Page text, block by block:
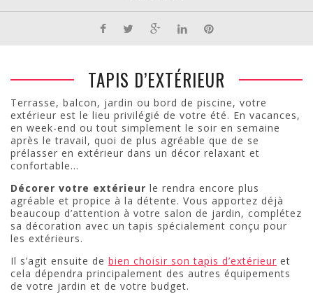
TAPIS D’EXTÉRIEUR
Terrasse, balcon, jardin ou bord de piscine, votre
extérieur est le lieu privilégié de votre été. En vacances,
en week-end ou tout simplement le soir en semaine
après le travail, quoi de plus agréable que de se
prélasser en extérieur dans un décor relaxant et
confortable…
Décorer votre extérieur le rendra encore plus
agréable et propice à la détente. Vous apportez déjà
beaucoup d’attention à votre salon de jardin, complétez
sa décoration avec un tapis spécialement conçu pour
les extérieurs.
Il s’agit ensuite de bien choisir son tapis d’extérieur et
cela dépendra principalement des autres équipements
de votre jardin et de votre budget.